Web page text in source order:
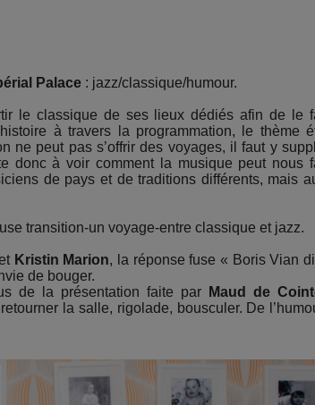
Palace : jazz/classique/humour.
le classique de ses lieux dédiés afin de le
à travers la programmation, le thème
ne peut pas s’offrir des voyages, il faut y
donc à voir comment la musique peut nous
de pays et de traditions différents, mais
transition-un voyage-entre classique et jazz.
Kristin Marion, la réponse fuse « Boris Vian
de bouger.
de la présentation faite par
Maud de
la salle, rigolade, bousculer. De